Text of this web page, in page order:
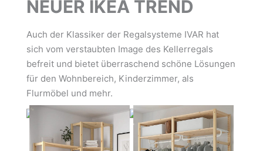
NEUER IKEA TREND
Auch der Klassiker der Regalsysteme IVAR hat
sich vom verstaubten Image des Kellerregals
befreit und bietet überraschend schöne Lösungen
für den Wohnbereich, Kinderzimmer, als
Flurmöbel und mehr.